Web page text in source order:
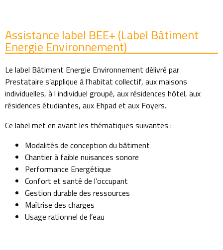
Assistance label BEE+ (Label Bâtiment
Energie Environnement)
Le label Bâtiment Energie Environnement délivré par
Prestataire s’applique à l’habitat collectif, aux maisons
individuelles, à l individuel groupé, aux résidences hôtel, aux
résidences étudiantes, aux Ehpad et aux Foyers.
Ce label met en avant les thématiques suivantes :
Modalités de conception du bâtiment
Chantier à faible nuisances sonore
Performance Energétique
Confort et santé de l’occupant
Gestion durable des ressources
Maîtrise des charges
Usage rationnel de l’eau